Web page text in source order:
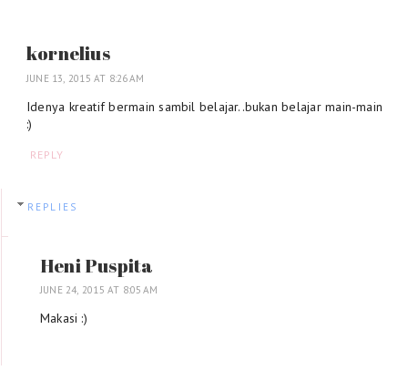
kornelius
JUNE 13, 2015 AT 8:26 AM
Idenya kreatif bermain sambil belajar..bukan belajar main-main
:)
REPLY
REPLIES
Heni Puspita
JUNE 24, 2015 AT 8:05 AM
Makasi :)